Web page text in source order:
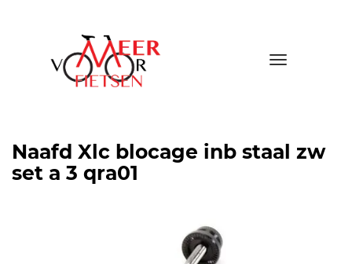
Toggle
Naafd Xlc blocage inb staal zw
set a 3 qra01